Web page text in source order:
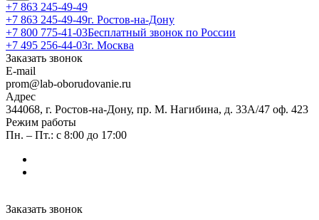
+7 863 245-49-49
+7 863 245-49-49г. Ростов-на-Дону
+7 800 775-41-03Бесплатный звонок по России
+7 495 256-44-03г. Москва
Заказать звонок
E-mail
prom@lab-oborudovanie.ru
Адрес
344068, г. Ростов-на-Дону, пр. М. Нагибина, д. 33А/47 оф. 423
Режим работы
Пн. – Пт.: с 8:00 до 17:00
Заказать звонок